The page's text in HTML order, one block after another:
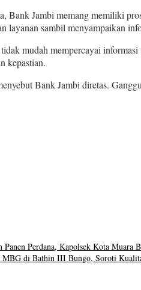
Bank Jambi memang memiliki
layanan sambil menyampaikan
mudah mempercayai
kepastian.
Bank Jambi diretas.
Panen Perdana, Kapolsek Kota Muara
MBG di Bathin III Bungo, Soroti